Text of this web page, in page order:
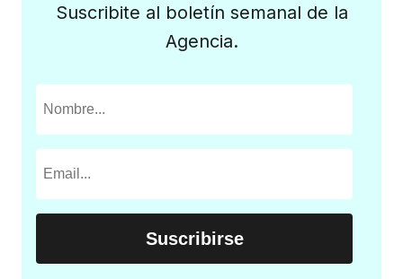
Suscribite al boletín semanal de la
Agencia.